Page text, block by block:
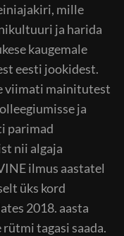
mille
ja harida
kaugemale
eesti jookidest.
viimati mainitutest
ja
parimad
nii algaja
ilmus aastatel
üks kord
2018. aasta
tagasi saada.